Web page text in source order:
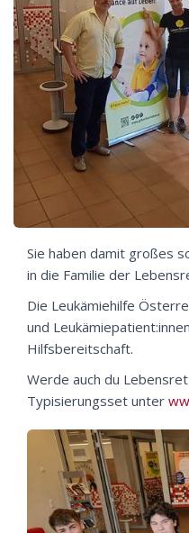
Sie haben damit großes
in die Familie der
Die Leukämiehilfe
und
Hilfsbereitschaft.
Werde auch du
Typisierungsset unter